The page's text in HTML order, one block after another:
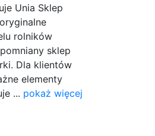
Unia Sklep
rolników
sklep
Dla klientów
elementy
... pokaż więcej